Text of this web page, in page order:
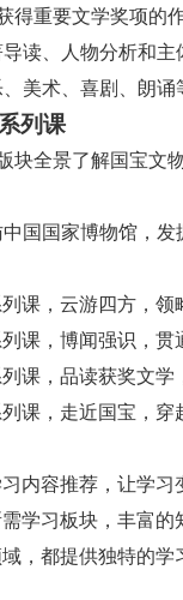
得重要文学奖项的
读、人物分析和主
美术、喜剧、朗诵
列课
块全景了解国宝文
国国家博物馆，发
课，云游四方，领
课，博闻强识，贯
课，品读获奖文学
课，走近国宝，穿
内容推荐，让学习
学习板块，丰富的
，都提供独特的学